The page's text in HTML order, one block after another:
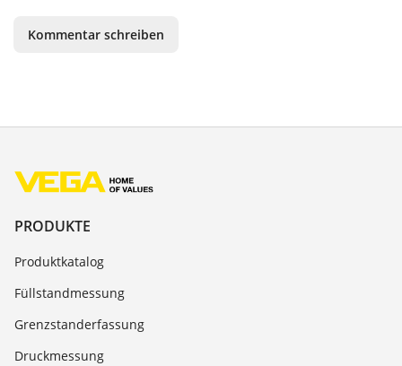
Kommentar schreiben
PRODUKTE
Produktkatalog
Füllstandmessung
Grenzstanderfassung
Druckmessung